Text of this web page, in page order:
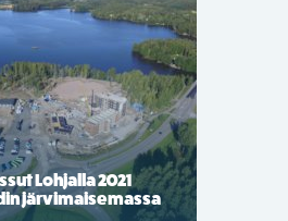
Lohjalla 2021
järvimaisemassa